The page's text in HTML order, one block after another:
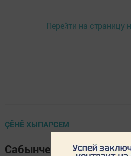
Перейти на страницу
ÇӖНӖ ХЫПАРСЕМ
Сабынче иртнӗ